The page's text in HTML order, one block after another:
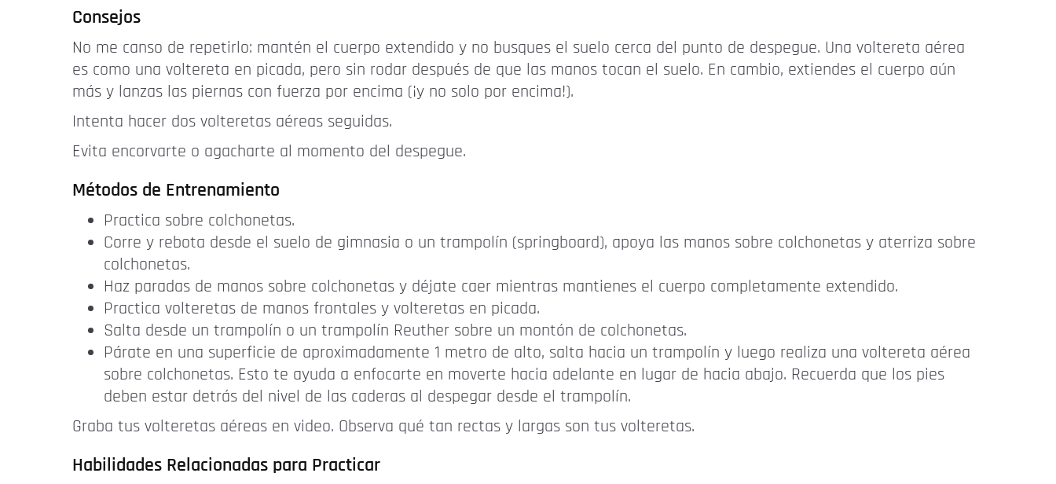
Consejos
No me canso de repetirlo: mantén el cuerpo extendido y no busques el suelo cerca del punto de despegue. Una voltereta aérea
es como una voltereta en picada, pero sin rodar después de que las manos tocan el suelo. En cambio, extiendes el cuerpo aún
más y lanzas las piernas con fuerza por encima (¡y no solo por encima!).
Intenta hacer dos volteretas aéreas seguidas.
Evita encorvarte o agacharte al momento del despegue.
Métodos de Entrenamiento
Practica sobre colchonetas.
Corre y rebota desde el suelo de gimnasia o un trampolín (springboard), apoya las manos sobre colchonetas y aterriza sobre
colchonetas.
Haz paradas de manos sobre colchonetas y déjate caer mientras mantienes el cuerpo completamente extendido.
Practica volteretas de manos frontales y volteretas en picada.
Salta desde un trampolín o un trampolín Reuther sobre un montón de colchonetas.
Párate en una superficie de aproximadamente 1 metro de alto, salta hacia un trampolín y luego realiza una voltereta aérea
sobre colchonetas. Esto te ayuda a enfocarte en moverte hacia adelante en lugar de hacia abajo. Recuerda que los pies
deben estar detrás del nivel de las caderas al despegar desde el trampolín.
Graba tus volteretas aéreas en video. Observa qué tan rectas y largas son tus volteretas.
Habilidades Relacionadas para Practicar